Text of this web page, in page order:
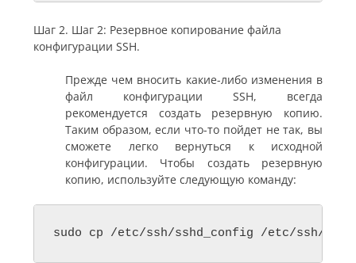
Шаг 2. Шаг 2: Резервное копирование файла
конфигурации SSH.
Прежде чем вносить какие-либо изменения в
файл конфигурации SSH, всегда
рекомендуется создать резервную копию.
Таким образом, если что-то пойдет не так, вы
сможете легко вернуться к исходной
конфигурации. Чтобы создать резервную
копию, используйте следующую команду:
sudo cp /etc/ssh/sshd_config /etc/ssh/